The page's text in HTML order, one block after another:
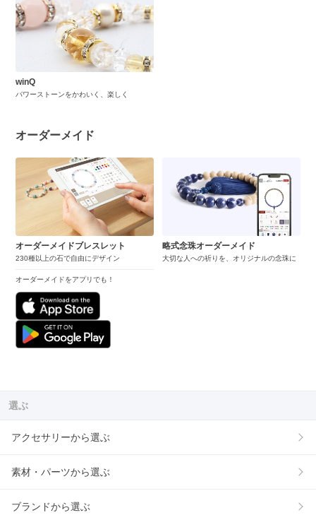
winQ
パワーストーンをかわいく、楽しく
オーダーメイド
オーダーメイドブレスレット
230種以上の石で自由にデザイン
オーダーメイドをアプリでも！
略式念珠オーダーメイド
大切な人への祈りを、オリジナルの念珠に
選ぶ
アクセサリーから選ぶ
素材・パーツから選ぶ
ブランドから選ぶ